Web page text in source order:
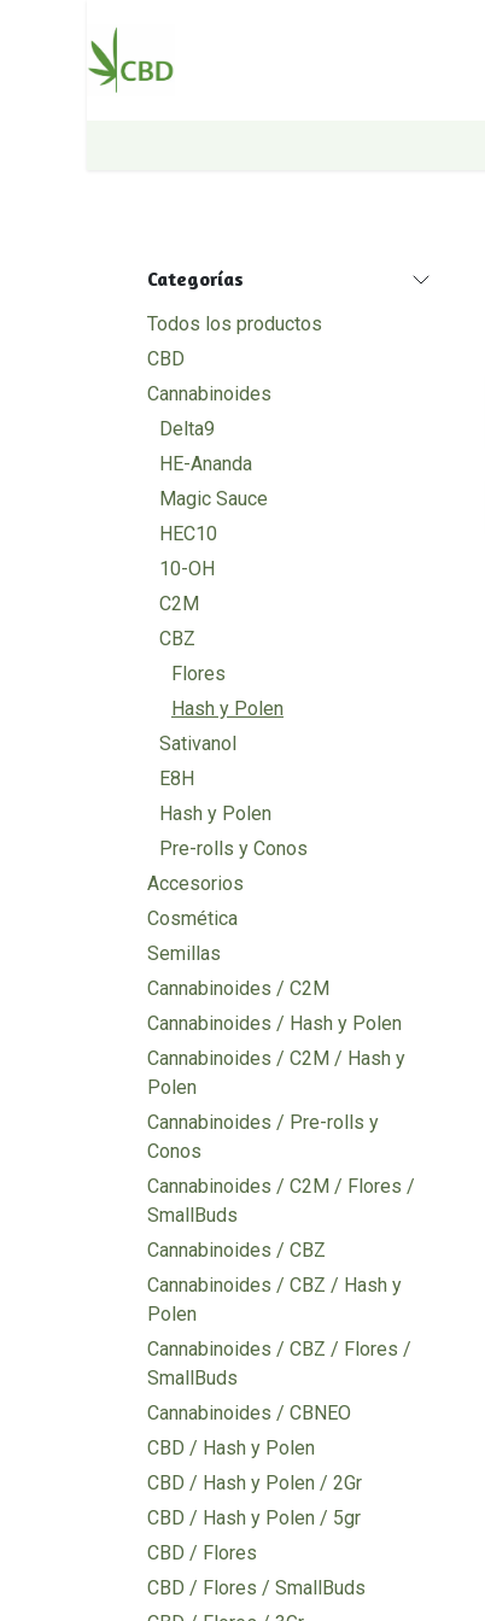
Categorías
Todos los productos
CBD
Cannabinoides
Delta9
HE-Ananda
Magic Sauce
HEC10
10-OH
C2M
CBZ
Flores
Hash y Polen
Sativanol
E8H
Hash y Polen
Pre-rolls y Conos
Accesorios
Cosmética
Semillas
Cannabinoides / C2M
Cannabinoides / Hash y Polen
Cannabinoides / C2M / Hash y
Polen
Cannabinoides / Pre-rolls y
Conos
Cannabinoides / C2M / Flores /
SmallBuds
Cannabinoides / CBZ
Cannabinoides / CBZ / Hash y
Polen
Cannabinoides / CBZ / Flores /
SmallBuds
Cannabinoides / CBNEO
CBD / Hash y Polen
CBD / Hash y Polen / 2Gr
CBD / Hash y Polen / 5gr
CBD / Flores
CBD / Flores / SmallBuds